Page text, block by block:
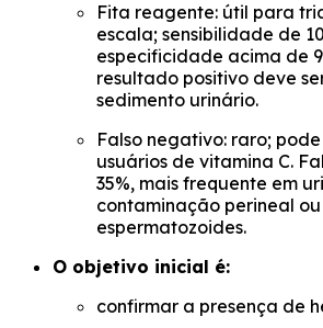
Fita reagente: útil para
escala; sensibilidade de
especificidade acima de
resultado positivo deve
sedimento urinário.
Falso negativo: raro;
usuários de vitamina C.
35%, mais frequente em
contaminação perineal
espermatozoides.
O objetivo inicial é:
confirmar a presença de